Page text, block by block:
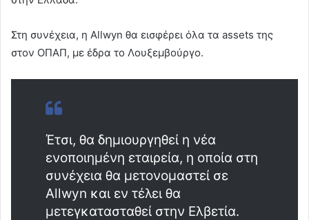
Στη συνέχεια, η Allwyn θα εισφέρει όλα τα assets της
στον ΟΠΑΠ, με έδρα το Λουξεμβούργο.
Έτσι, θα δημιουργηθεί η νέα
ενοποιημένη εταιρεία, η οποία στη
συνέχεια θα μετονομαστεί σε
Allwyn και εν τέλει θα
μετεγκατασταθεί στην Ελβετία.